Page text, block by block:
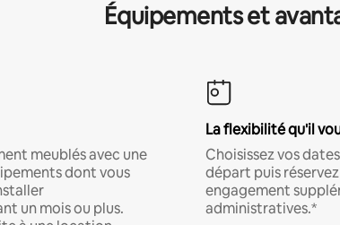
Équipements et
meublés avec une
dont vous
un mois ou plus.
La flexibilité qu'il
Choisissez vos
départ puis
engagement
administratives.*